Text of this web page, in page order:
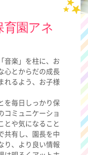
園アネ
音楽」を柱に、お
心とからだの成長
れるよう、お子様
を毎日しっかり保
コミュニケーショ
とや気になること
共有し、園長を中
り、より良い情報